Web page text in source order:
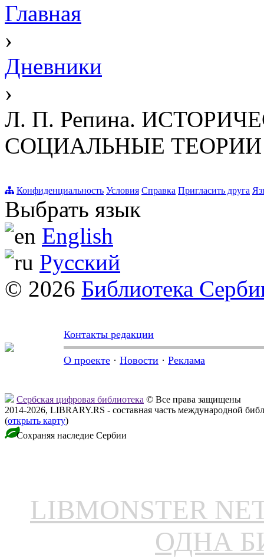
Главная
›
Дневники
›
Л. П. Репина.
СОЦИАЛЬНЫЕ
Конфиденциальность Условия Справка Пригласить друга
Выбрать язык
English
Русский
© 2026 Библиотека
Контакты редакции
О проекте · Новости · Реклама
Сербская цифровая библиотека © Все права защищены
2014-2026, LIBRARY.RS - составная часть международной
(открыть карту)
Сохраняя наследие Сербии
LIBMONSTER
ОДНА